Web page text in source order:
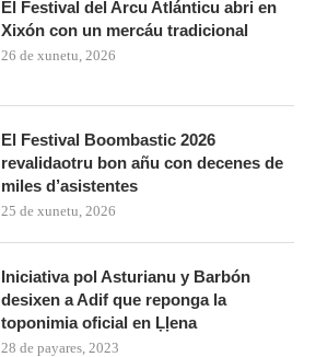
El Festival del Arcu Atlánticu abri en
Xixón con un mercáu tradicional
26 de xunetu, 2026
El Festival Boombastic 2026
revalidaotru bon añu con decenes de
miles d’asistentes
25 de xunetu, 2026
Iniciativa pol Asturianu y Barbón
desixen a Adif que reponga la
toponimia oficial en Ḷḷena
28 de payares, 2023